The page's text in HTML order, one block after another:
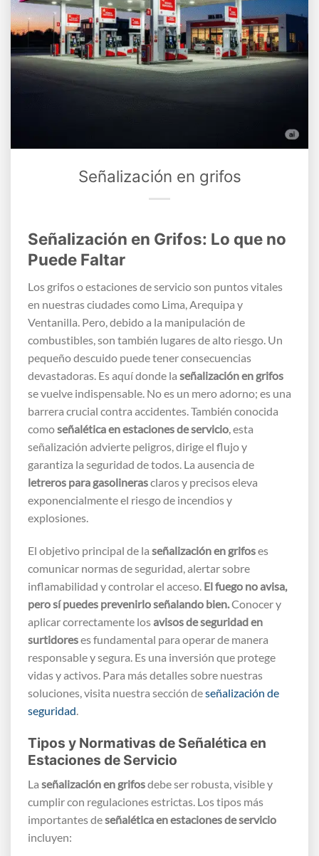
Señalización en grifos
Señalización en Grifos: Lo que no
Puede Faltar
Los grifos o estaciones de servicio son puntos vitales
en nuestras ciudades como Lima, Arequipa y
Ventanilla. Pero, debido a la manipulación de
combustibles, son también lugares de alto riesgo. Un
pequeño descuido puede tener consecuencias
devastadoras. Es aquí donde la señalización en grifos
se vuelve indispensable. No es un mero adorno; es una
barrera crucial contra accidentes. También conocida
comoseñalética en estaciones de servicio, esta
señalización advierte peligros, dirige el flujo y
garantiza la seguridad de todos. La ausencia de
letreros para gasolinerasclaros y precisos eleva
exponencialmente el riesgo de incendios y
explosiones.
El objetivo principal de la señalización en grifoses
comunicar normas de seguridad, alertar sobre
inflamabilidad y controlar el acceso. El fuego no avisa,
pero sí puedes prevenirlo señalando bien.Conocer y
aplicar correctamente losavisos de seguridad en
surtidoreses fundamental para operar de manera
responsable y segura. Es una inversión que protege
vidas y activos. Para más detalles sobre nuestras
soluciones, visita nuestra sección deseñalización de
seguridad.
Tipos y Normativas de Señalética en
Estaciones de Servicio
La señalización en grifosdebe ser robusta, visible y
cumplir con regulaciones estrictas. Los tipos más
importantes deseñalética en estaciones de servicio
incluyen: